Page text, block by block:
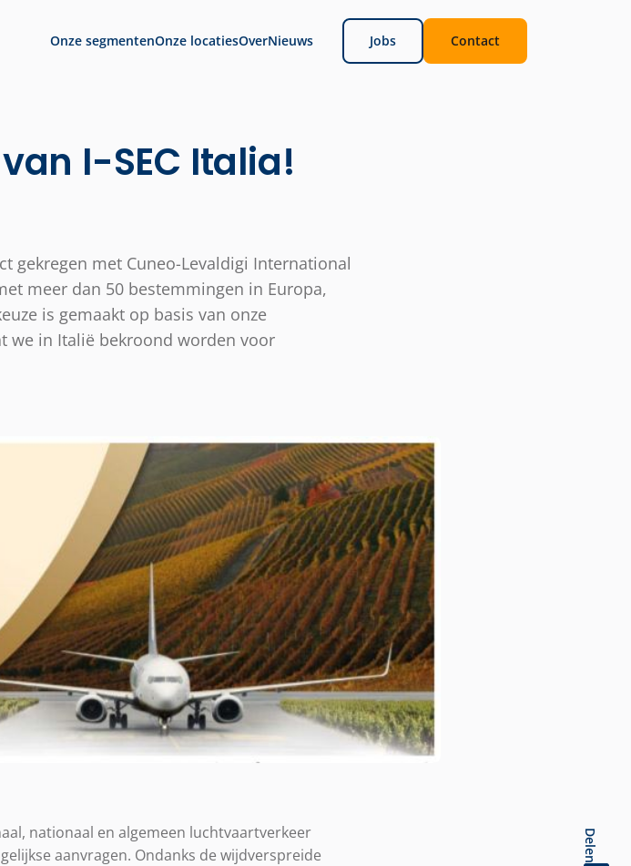
Onze segmentenOnze locatiesOverNieuws Jobs Contact
I-SEC Italia!
gekregen met Cuneo-Levaldigi International
meer dan 50 bestemmingen in Europa,
is gemaakt op basis van onze
we in Italië bekroond worden voor
nationaal en algemeen luchtvaartverkeer
aanvragen. Ondanks de wijdverspreide
Delen